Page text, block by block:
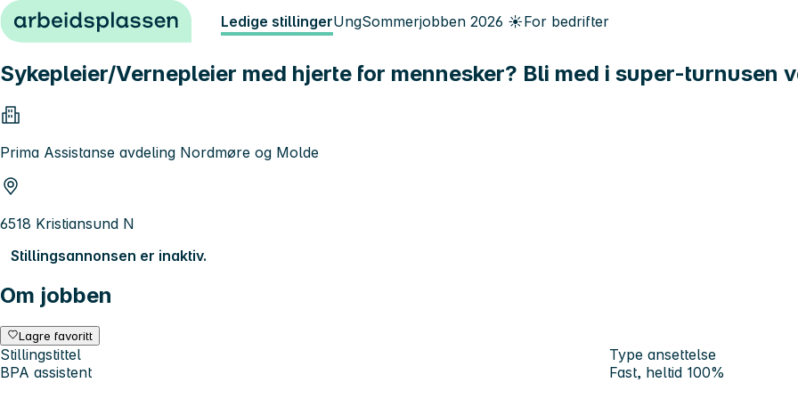
Hopp til innhold Ledige stillingerUngSommerjobben 2026 ☀️For bedrifter
Sykepleier/Vernepleier med hjerte for mennesker? Bli med i super-turnusen
Prima Assistanse avdeling Nordmøre og Molde
6518 Kristiansund N
Stillingsannonsen er inaktiv.
Om jobben
Lagre favoritt
Stillingstittel
BPA assistent
Type ansettelse
Fast, heltid 100%